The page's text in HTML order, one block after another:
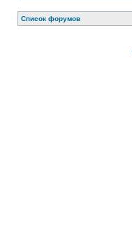
Список форумов